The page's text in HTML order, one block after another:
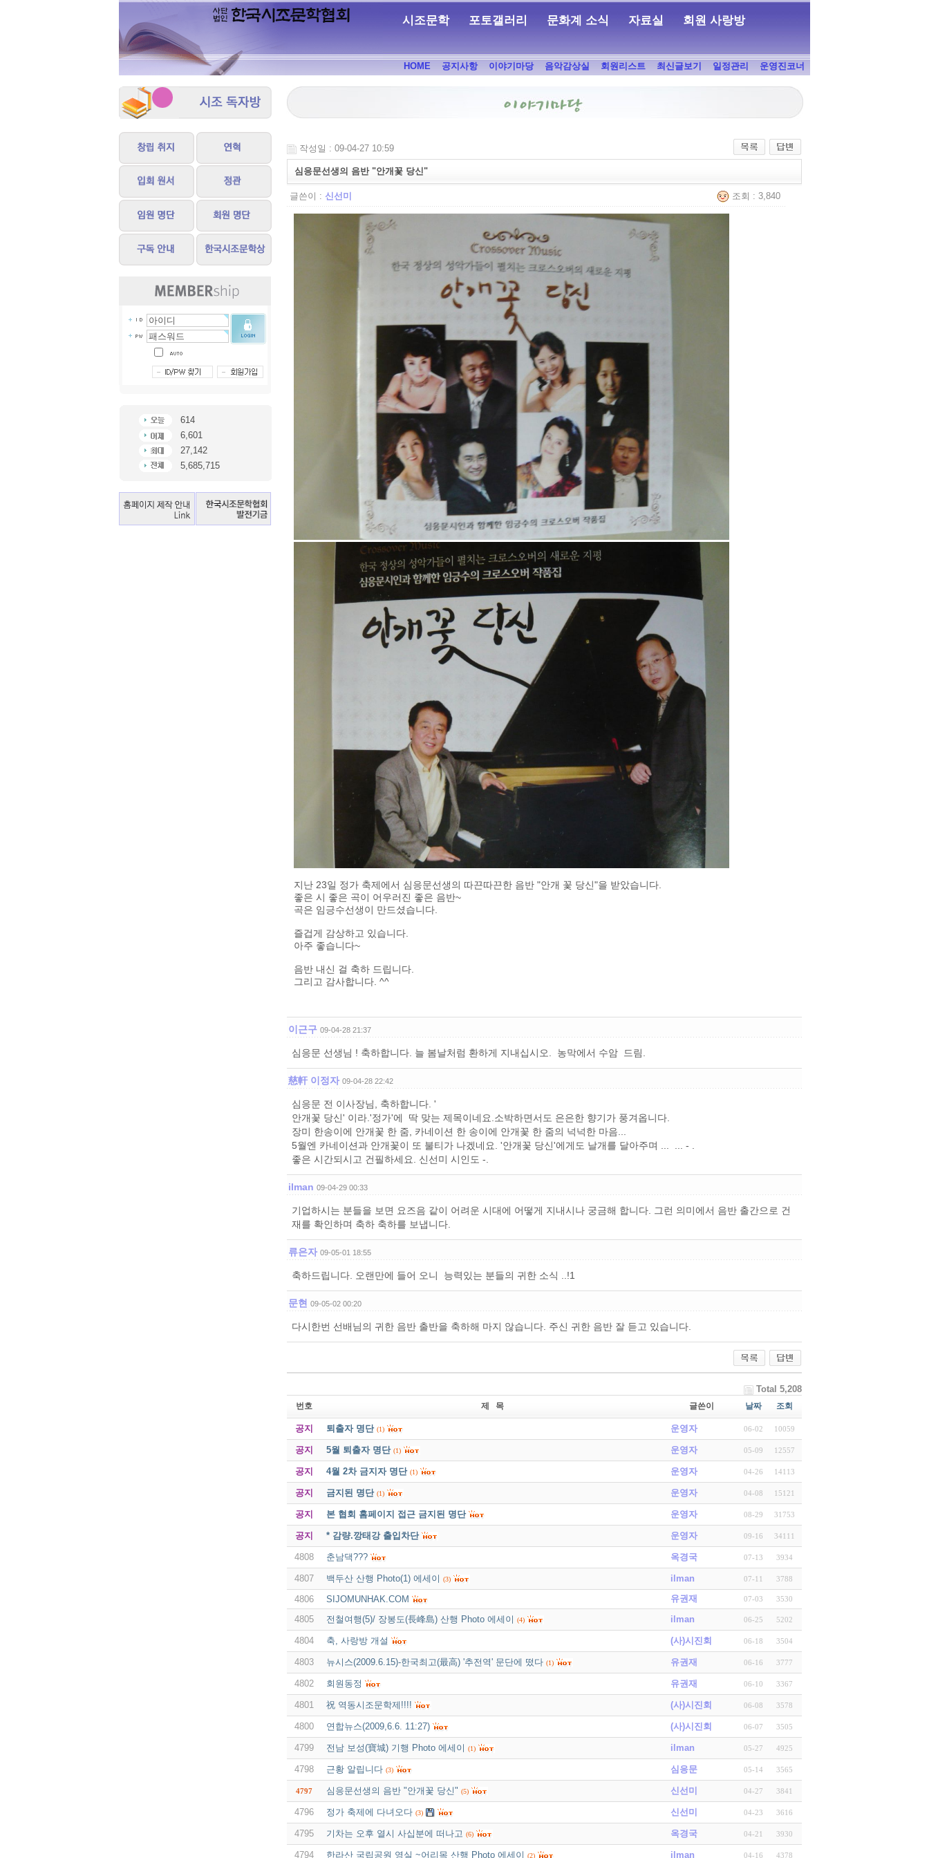
시조문학 포토갤러리 문화계 소식 자료실 회원 사랑방
HOME 공지사항 이야기마당 음악감상실 회원리스트 최신글보기 일정관리 운영진코너
614
6,601
27,142
5,685,715
작성일 : 09-04-27 10:59
심응문선생의 음반 "안개꽃 당신"
글쓴이 : 신선미 조회 : 3,840
지난 23일 정가 축제에서 심응문선생의 따끈따끈한 음반 "안개 꽃 당신"을 받았습니다.
좋은 시 좋은 곡이 어우러진 좋은 음반~
곡은 임긍수선생이 만드셨습니다.
즐겁게 감상하고 있습니다.
아주 좋습니다~
음반 내신 걸 축하 드립니다.
그리고 감사합니다. ^^
이근구 09-04-28 21:37
심응문 선생님 ! 축하합니다. 늘 봄날처럼 환하게 지내십시오. 농막에서 수암 드림.
慈軒 이정자 09-04-28 22:42
심응문 전 이사장님, 축하합니다. '
안개꽃 당신' 이라.'정가'에 딱 맞는 제목이네요.소박하면서도 은은한 향기가 풍겨옵니다.
장미 한송이에 안개꽃 한 줌, 카네이션 한 송이에 안개꽃 한 줌의 넉넉한 마음...
5월엔 카네이션과 안개꽃이 또 불티가 나겠네요. '안개꽃 당신'에게도 날개를 달아주며 ... ... - .
좋은 시간되시고 건필하세요. 신선미 시인도 -.
ilman 09-04-29 00:33
기업하시는 분들을 보면 요즈음 같이 어려운 시대에 어떻게 지내시나 궁금해 합니다. 그런 의미에서 음반 출간으로 건
재를 확인하며 축하 축하를 보냅니다.
류은자 09-05-01 18:55
축하드립니다. 오랜만에 들어 오니 능력있는 분들의 귀한 소식 ..!1
문현 09-05-02 00:20
다시한번 선배님의 귀한 음반 출반을 축하해 마지 않습니다. 주신 귀한 음반 잘 듣고 있습니다.
Total 5,208
번호 제 목 글쓴이 날짜 조회
공지 퇴출자 명단 (1) 운영자 06-02 10059
공지 5월 퇴출자 명단 (1) 운영자 05-09 12557
공지 4월 2차 금지자 명단 (1) 운영자 04-26 14113
공지 금지된 명단 (1) 운영자 04-08 15121
공지 본 협회 홈페이지 접근 금지된 명단 운영자 08-29 31753
공지 * 감량.깡태강 출입차단 운영자 09-16 34111
4808 춘남댁??? 옥경국 07-13 3934
4807 백두산 산행 Photo(1) 에세이 (3) ilman 07-11 3788
4806 SIJOMUNHAK.COM 유권재 07-03 3530
4805 전철여행(5)/ 장봉도(長峰島) 산행 Photo 에세이 (4) ilman 06-25 5202
4804 축, 사랑방 개설 (사)시진회 06-18 3504
4803 뉴시스(2009.6.15)-한국최고(最高) '추전역' 문단에 떴다 (1) 유권재 06-16 3777
4802 회원동정 유권재 06-10 3367
4801 祝 역동시조문학제!!!! (사)시진회 06-08 3578
4800 연합뉴스(2009,6.6. 11:27) (사)시진회 06-07 3505
4799 전남 보성(寶城) 기행 Photo 에세이 (1) ilman 05-27 4925
4798 근황 알립니다 (3) 심응문 05-14 3565
4797 심응문선생의 음반 "안개꽃 당신" (5) 신선미 04-27 3841
4796 정가 축제에 다녀오다 (3) 신선미 04-23 3616
4795 기차는 오후 열시 사십분에 떠나고 (6) 옥경국 04-21 3930
4794 한라산 국립공원 영실 ~어리목 산행 Photo 에세이 (2) ilman 04-16 4378